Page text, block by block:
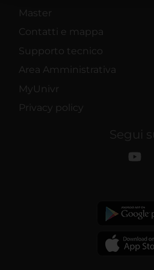
raccolto dal tuo utilizzo dei loro
Master
Contatti e mappa
Supporto tecnico
Area Amministrativa
MyUnivr
Privacy policy
Segui